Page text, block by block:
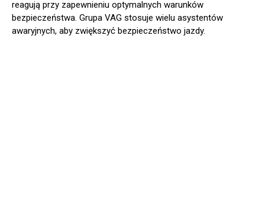
reagują przy zapewnieniu optymalnych warunków
bezpieczeństwa. Grupa VAG stosuje wielu asystentów
awaryjnych, aby zwiększyć bezpieczeństwo jazdy.